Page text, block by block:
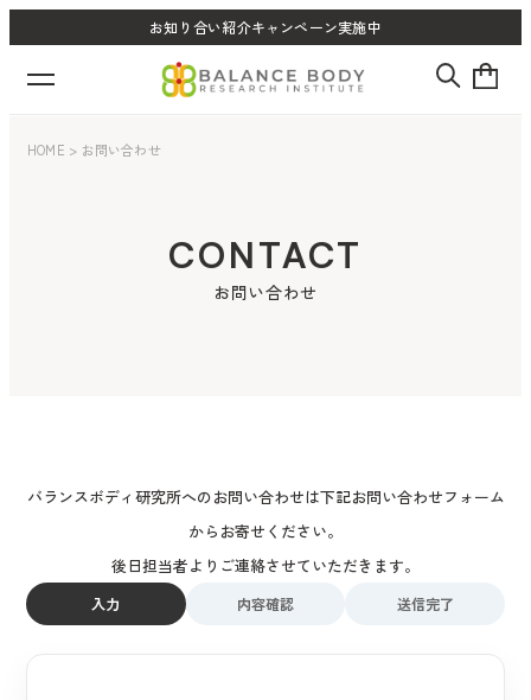
お知り合い紹介キャンペーン実施中
HOME > お問い合わせ
CONTACT
お問い合わせ
バランスボディ研究所へのお問い合わせは下記お問い合わせフォーム
からお寄せください。
後日担当者よりご連絡させていただきます。
入力 内容確認 送信完了